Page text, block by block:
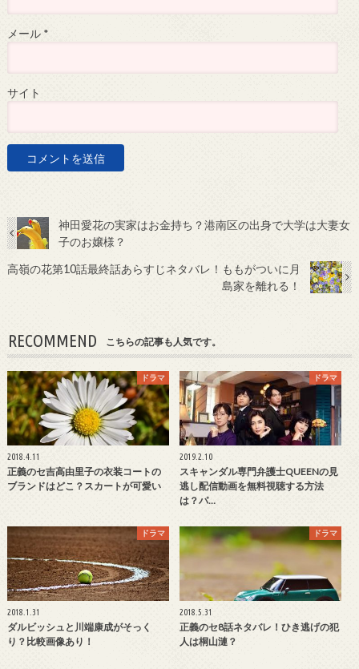
メール *
サイト
神田愛花の実家はお金持ち？港南区の出身で大学は大妻女
子のお嬢様？
高嶺の花第10話最終話あらすじネタバレ！ももがついに月
島家を離れる！
RECOMMEND こちらの記事も人気です。
ドラマ
2018.4.11
正義のセ吉高由里子の衣装コートの
ブランドはどこ？スカートが可愛い
ドラマ
2019.2.10
スキャンダル専門弁護士QUEENの見
逃し配信動画を無料視聴する方法
は？パ…
ドラマ
2018.1.31
ダルビッシュと川端康成がそっく
り？比較画像あり！
ドラマ
2018.5.31
正義のセ8話ネタバレ！ひき逃げの犯
人は桐山漣？